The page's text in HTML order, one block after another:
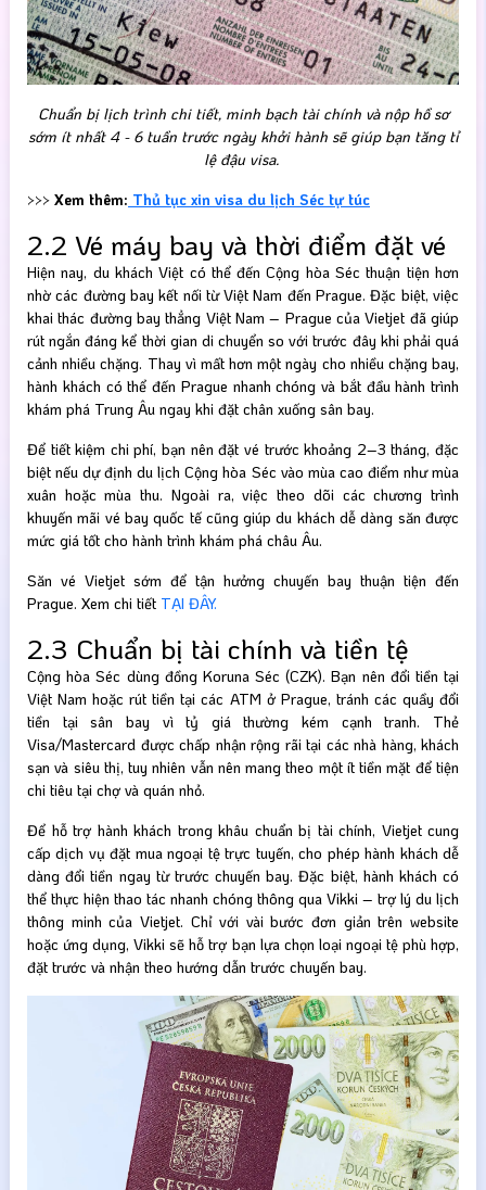
Chuẩn bị lịch trình chi tiết, minh bạch tài chính và nộp hồ sơ
sớm ít nhất 4 - 6 tuần trước ngày khởi hành sẽ giúp bạn tăng tỉ
lệ đậu visa.
>>> Xem thêm: Thủ tục xin visa du lịch Séc tự túc
2.2 Vé máy bay và thời điểm đặt vé
Hiện nay, du khách Việt có thể đến Cộng hòa Séc thuận tiện hơn
nhờ các đường bay kết nối từ Việt Nam đến Prague. Đặc biệt, việc
khai thác đường bay thẳng Việt Nam – Prague của Vietjet đã giúp
rút ngắn đáng kể thời gian di chuyển so với trước đây khi phải quá
cảnh nhiều chặng. Thay vì mất hơn một ngày cho nhiều chặng bay,
hành khách có thể đến Prague nhanh chóng và bắt đầu hành trình
khám phá Trung Âu ngay khi đặt chân xuống sân bay.
Để tiết kiệm chi phí, bạn nên đặt vé trước khoảng 2–3 tháng, đặc
biệt nếu dự định du lịch Cộng hòa Séc vào mùa cao điểm như mùa
xuân hoặc mùa thu. Ngoài ra, việc theo dõi các chương trình
khuyến mãi vé bay quốc tế cũng giúp du khách dễ dàng săn được
mức giá tốt cho hành trình khám phá châu Âu.
Săn vé Vietjet sớm để tận hưởng chuyến bay thuận tiện đến
Prague. Xem chi tiết TẠI ĐÂY.
2.3 Chuẩn bị tài chính và tiền tệ
Cộng hòa Séc dùng đồng Koruna Séc (CZK). Bạn nên đổi tiền tại
Việt Nam hoặc rút tiền tại các ATM ở Prague, tránh các quầy đổi
tiền tại sân bay vì tỷ giá thường kém cạnh tranh. Thẻ
Visa/Mastercard được chấp nhận rộng rãi tại các nhà hàng, khách
sạn và siêu thị, tuy nhiên vẫn nên mang theo một ít tiền mặt để tiện
chi tiêu tại chợ và quán nhỏ.
Để hỗ trợ hành khách trong khâu chuẩn bị tài chính, Vietjet cung
cấp dịch vụ đặt mua ngoại tệ trực tuyến, cho phép hành khách dễ
dàng đổi tiền ngay từ trước chuyến bay. Đặc biệt, hành khách có
thể thực hiện thao tác nhanh chóng thông qua Vikki – trợ lý du lịch
thông minh của Vietjet. Chỉ với vài bước đơn giản trên website
hoặc ứng dụng, Vikki sẽ hỗ trợ bạn lựa chọn loại ngoại tệ phù hợp,
đặt trước và nhận theo hướng dẫn trước chuyến bay.